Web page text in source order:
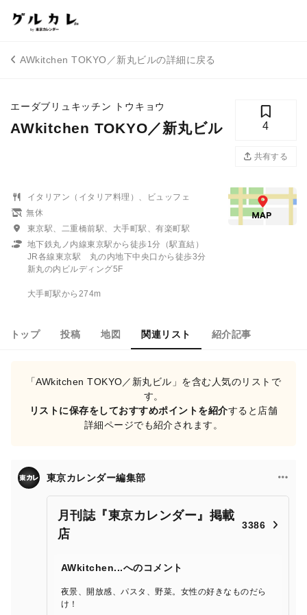
AWkitchen TOKYO／新丸ビルの詳細に戻る
エーダブリュキッチン トウキョウ
AWkitchen TOKYO／新丸ビル 4
共有する
イタリアン（イタリア料理）、ビュッフェ
無休
東京駅、二重橋前駅、大手町駅、有楽町駅
地下鉄丸ノ内線東京駅から徒歩1分（駅直結）
JR各線東京駅 丸の内地下中央口から徒歩3分
新丸の内ビルディング5F
大手町駅から274m
トップ 投稿 地図 関連リスト 紹介記事
「AWkitchen TOKYO／新丸ビル」を含む人気のリストで
す。
リストに保存をしておすすめポイントを紹介すると店舗
詳細ページでも紹介されます。
東京カレンダー編集部
月刊誌『東京カレンダー』掲載
店
3386
AWkitchen...へのコメント
夜景、開放感、パスタ、野菜。女性の好きなものだら
け！